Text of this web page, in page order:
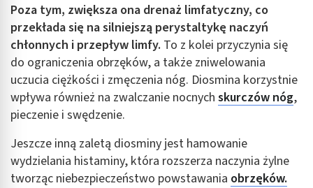
Poza tym, zwiększa ona drenaż limfatyczny, co
przekłada się na silniejszą perystaltykę naczyń
chłonnych i przepływ limfy. To z kolei przyczynia się
do ograniczenia obrzęków, a także zniwelowania
uczucia ciężkości i zmęczenia nóg. Diosmina korzystnie
wpływa również na zwalczanie nocnych skurczów nóg,
pieczenie i swędzenie.
Jeszcze inną zaletą diosminy jest hamowanie
wydzielania histaminy, która rozszerza naczynia żylne
tworząc niebezpieczeństwo powstawania obrzęków.